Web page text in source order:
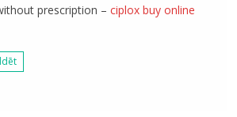
prescription –ciplox buy online